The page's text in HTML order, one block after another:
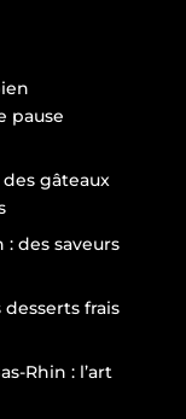
pause
gâteaux
: des saveurs
frais
Rhin : l’art